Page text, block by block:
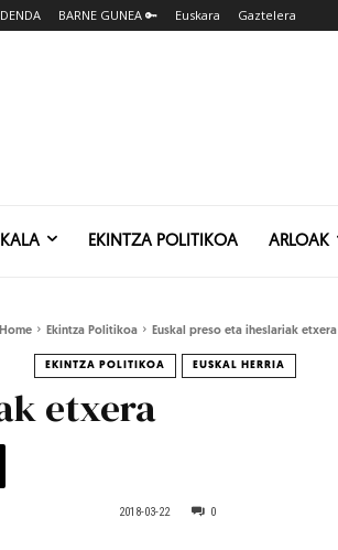
DENDA BARNE GUNEA 🔑 Euskara Gaztelera
EKINTZA POLITIKOA ARLOAK
Home Ekintza Politikoa Euskal preso eta iheslariak etxera
EKINTZA POLITIKOA EUSKAL HERRIA
etxera
2018-03-22 0